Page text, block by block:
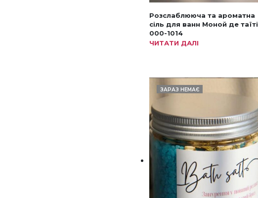
Розслаблююча та ароматна
сіль для ванн Моной де таїті
000-1014
ЧИТАТИ ДАЛІ
ЗАРАЗ НЕМАЄ